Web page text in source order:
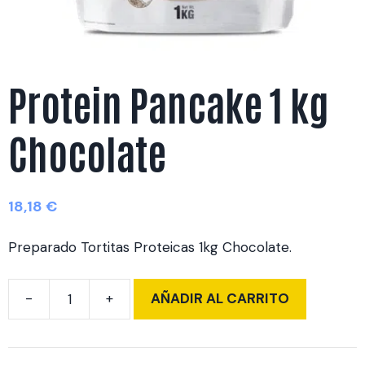
Protein Pancake 1 kg
Chocolate
18,18 €
Preparado Tortitas Proteicas 1kg Chocolate.
Protein
1
AÑADIR AL CARRITO